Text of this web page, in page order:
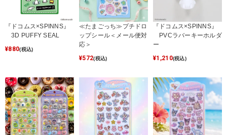
『ドコムス×SPINNS』
3D PUFFY SEAL
¥880(税込)
≪たまごっち≫プチドロ
ップシール＜メール便対
応＞
¥572(税込)
『ドコムス×SPINNS』
PVCラバーキーホルダ
ー
¥1,210(税込)